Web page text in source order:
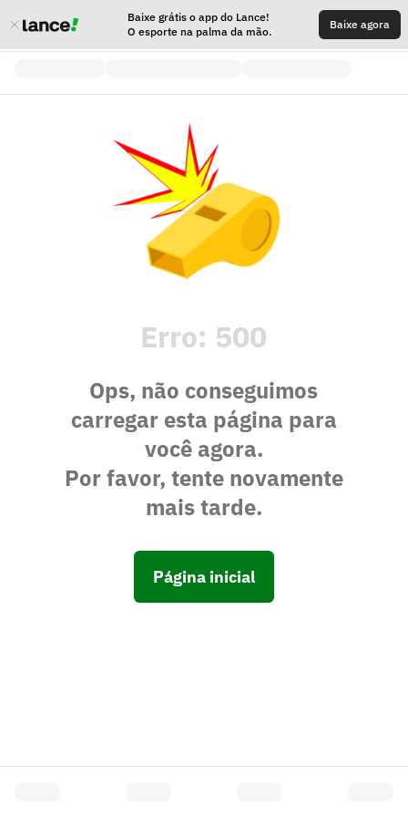
Baixe grátis o app do Lance!
O esporte na palma da mão.
Baixe agora
Erro: 500
Ops, não conseguimos
carregar esta página para
você agora.
Por favor, tente novamente
mais tarde.
Página inicial